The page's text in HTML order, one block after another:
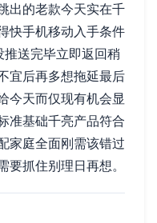
的老款今天实在千
快手机移动入手条件
送完毕立即返回稍
宜后再多想拖延最后
今天而仅现有机会显
准基础千亮产品符合
家庭全面刚需该错过
抓住别理日再想。